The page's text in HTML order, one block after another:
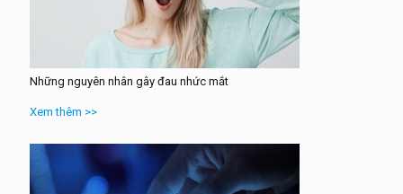
Những nguyên nhân gây đau nhức mắt
Xem thêm >>